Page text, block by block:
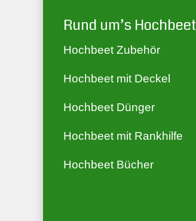
Rund um’s Hochbeet
Hochbeet Zubehör
Hochbeet mit Deckel
Hochbeet Dünger
Hochbeet mit Rankhilfe
Hochbeet Bücher